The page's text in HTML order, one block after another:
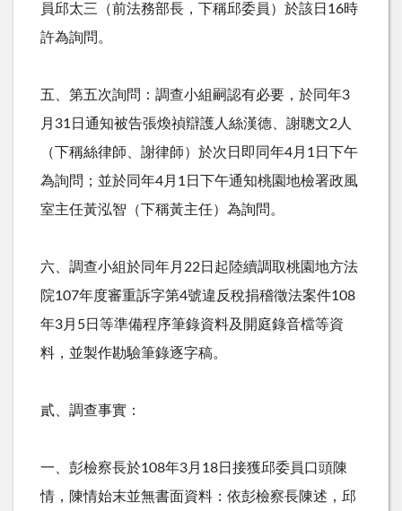
員邱太三（前法務部長，下稱邱委員）於該日 16時
許為詢問。
五、第五次詢問：調查小組嗣認有必要，於同年3
月 31 日通知被告張煥禎辯護人絲漢德、謝聰文2 人
（下稱絲律師、謝律師）於次日即同年4月 1 日下午
為詢問；並於同年4月 1 日下午通知桃園地檢署政風
室主任黃泓智（下稱黃主任）為詢問。
六、調查小組於同年月 22 日起陸續調取桃園地方法
院107年度審重訴字第4號違反稅捐稽徵法案件108
年3月 5日等準備程序筆錄資料及開庭錄音檔等資
料，並製作勘驗筆錄逐字稿。
貳、調查事實：
一、彭檢察長於108年3月 18日接獲邱委員口頭陳
情，陳情始末並無書面資料：依彭檢察長陳述，邱